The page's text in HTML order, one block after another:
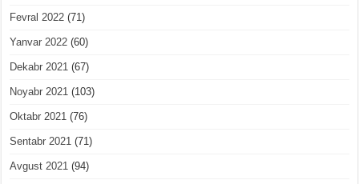
Fevral 2022 (71)
Yanvar 2022 (60)
Dekabr 2021 (67)
Noyabr 2021 (103)
Oktabr 2021 (76)
Sentabr 2021 (71)
Avgust 2021 (94)